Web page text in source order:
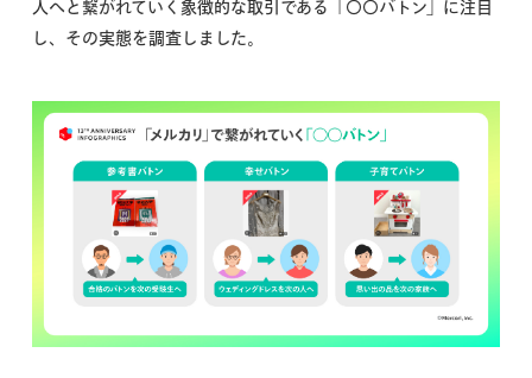
人へと繋がれていく象徴的な取引である「〇〇バトン」に注目
し、その実態を調査しました。